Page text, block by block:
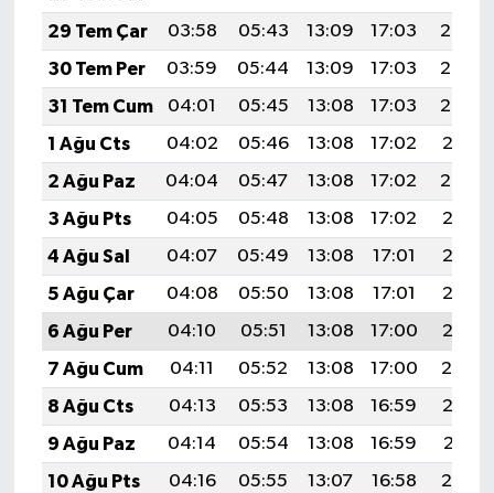
29 Tem Çar
03:58 05:43 13:09 17:03
20:24
30 Tem Per
03:59 05:44 13:09 17:03
20:23
31 Tem Cum
04:01 05:45 13:08 17:03
20:22
1 Ağu Cts
04:02 05:46 13:08 17:02
20:21
2 Ağu Paz
04:04 05:47 13:08 17:02
20:20
3 Ağu Pts
04:05 05:48 13:08 17:02
20:18
4 Ağu Sal
04:07 05:49 13:08 17:01
20:17
5 Ağu Çar
04:08 05:50 13:08 17:01
20:16
6 Ağu Per
04:10 05:51 13:08 17:00
20:15
7 Ağu Cum
04:11 05:52 13:08 17:00
20:14
8 Ağu Cts
04:13 05:53 13:08 16:59
20:13
9 Ağu Paz
04:14 05:54 13:08 16:59
20:11
10 Ağu Pts
04:16 05:55 13:07 16:58
20:10